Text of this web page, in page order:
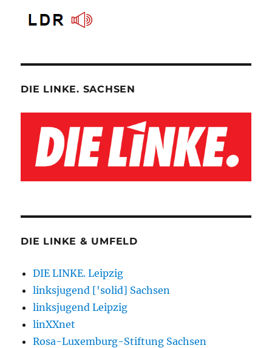
DIE LINKE. SACHSEN
DIE LINKE & UMFELD
DIE LINKE. Leipzig
linksjugend ['solid] Sachsen
linksjugend Leipzig
linXXnet
Rosa-Luxemburg-Stiftung Sachsen